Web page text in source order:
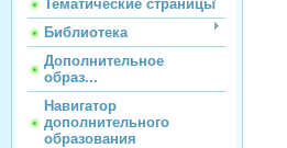
Тематические страницы
Библиотека
Дополнительное
образ...
Навигатор
дополнительного
образования